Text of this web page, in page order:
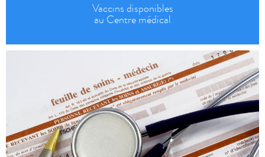
Vaccins disponibles
au Centre médical